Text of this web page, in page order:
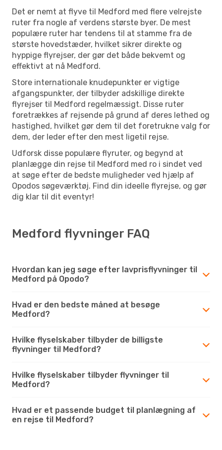
Det er nemt at flyve til Medford med flere velrejste
ruter fra nogle af verdens største byer. De mest
populære ruter har tendens til at stamme fra de
største hovedstæder, hvilket sikrer direkte og
hyppige flyrejser, der gør det både bekvemt og
effektivt at nå Medford.
Store internationale knudepunkter er vigtige
afgangspunkter, der tilbyder adskillige direkte
flyrejser til Medford regelmæssigt. Disse ruter
foretrækkes af rejsende på grund af deres lethed og
hastighed, hvilket gør dem til det foretrukne valg for
dem, der leder efter den mest ligetil rejse.
Udforsk disse populære flyruter, og begynd at
planlægge din rejse til Medford med ro i sindet ved
at søge efter de bedste muligheder ved hjælp af
Opodos søgeværktøj. Find din ideelle flyrejse, og gør
dig klar til dit eventyr!
Medford flyvninger FAQ
Hvordan kan jeg søge efter lavprisflyvninger til
Medford på Opodo?
Hvad er den bedste måned at besøge
Medford?
Hvilke flyselskaber tilbyder de billigste
flyvninger til Medford?
Hvilke flyselskaber tilbyder flyvninger til
Medford?
Hvad er et passende budget til planlægning af
en rejse til Medford?